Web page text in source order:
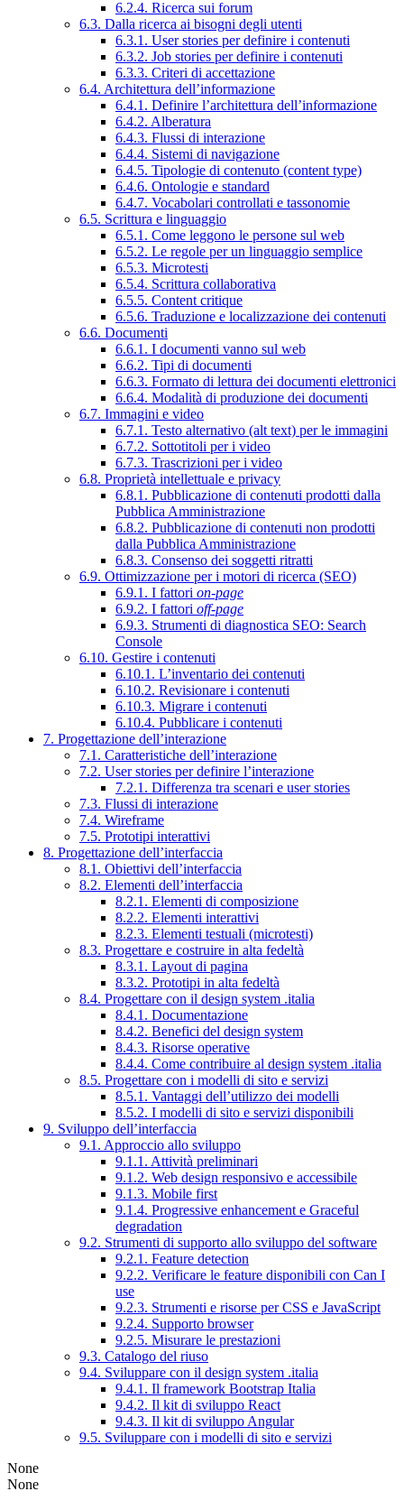
6.2.4. Ricerca sui forum
6.3. Dalla ricerca ai bisogni degli utenti
6.3.1. User stories per definire i contenuti
6.3.2. Job stories per definire i contenuti
6.3.3. Criteri di accettazione
6.4. Architettura dell’informazione
6.4.1. Definire l’architettura dell’informazione
6.4.2. Alberatura
6.4.3. Flussi di interazione
6.4.4. Sistemi di navigazione
6.4.5. Tipologie di contenuto (content type)
6.4.6. Ontologie e standard
6.4.7. Vocabolari controllati e tassonomie
6.5. Scrittura e linguaggio
6.5.1. Come leggono le persone sul web
6.5.2. Le regole per un linguaggio semplice
6.5.3. Microtesti
6.5.4. Scrittura collaborativa
6.5.5. Content critique
6.5.6. Traduzione e localizzazione dei contenuti
6.6. Documenti
6.6.1. I documenti vanno sul web
6.6.2. Tipi di documenti
6.6.3. Formato di lettura dei documenti elettronici
6.6.4. Modalità di produzione dei documenti
6.7. Immagini e video
6.7.1. Testo alternativo (alt text) per le immagini
6.7.2. Sottotitoli per i video
6.7.3. Trascrizioni per i video
6.8. Proprietà intellettuale e privacy
6.8.1. Pubblicazione di contenuti prodotti dalla
Pubblica Amministrazione
6.8.2. Pubblicazione di contenuti non prodotti
dalla Pubblica Amministrazione
6.8.3. Consenso dei soggetti ritratti
6.9. Ottimizzazione per i motori di ricerca (SEO)
6.9.1. I fattori on-page
6.9.2. I fattori off-page
6.9.3. Strumenti di diagnostica SEO: Search
Console
6.10. Gestire i contenuti
6.10.1. L’inventario dei contenuti
6.10.2. Revisionare i contenuti
6.10.3. Migrare i contenuti
6.10.4. Pubblicare i contenuti
7. Progettazione dell’interazione
7.1. Caratteristiche dell’interazione
7.2. User stories per definire l’interazione
7.2.1. Differenza tra scenari e user stories
7.3. Flussi di interazione
7.4. Wireframe
7.5. Prototipi interattivi
8. Progettazione dell’interfaccia
8.1. Obiettivi dell’interfaccia
8.2. Elementi dell’interfaccia
8.2.1. Elementi di composizione
8.2.2. Elementi interattivi
8.2.3. Elementi testuali (microtesti)
8.3. Progettare e costruire in alta fedeltà
8.3.1. Layout di pagina
8.3.2. Prototipi in alta fedeltà
8.4. Progettare con il design system .italia
8.4.1. Documentazione
8.4.2. Benefici del design system
8.4.3. Risorse operative
8.4.4. Come contribuire al design system .italia
8.5. Progettare con i modelli di sito e servizi
8.5.1. Vantaggi dell’utilizzo dei modelli
8.5.2. I modelli di sito e servizi disponibili
9. Sviluppo dell’interfaccia
9.1. Approccio allo sviluppo
9.1.1. Attività preliminari
9.1.2. Web design responsivo e accessibile
9.1.3. Mobile first
9.1.4. Progressive enhancement e Graceful
degradation
9.2. Strumenti di supporto allo sviluppo del software
9.2.1. Feature detection
9.2.2. Verificare le feature disponibili con Can I
use
9.2.3. Strumenti e risorse per CSS e JavaScript
9.2.4. Supporto browser
9.2.5. Misurare le prestazioni
9.3. Catalogo del riuso
9.4. Sviluppare con il design system .italia
9.4.1. Il framework Bootstrap Italia
9.4.2. Il kit di sviluppo React
9.4.3. Il kit di sviluppo Angular
9.5. Sviluppare con i modelli di sito e servizi
None
None